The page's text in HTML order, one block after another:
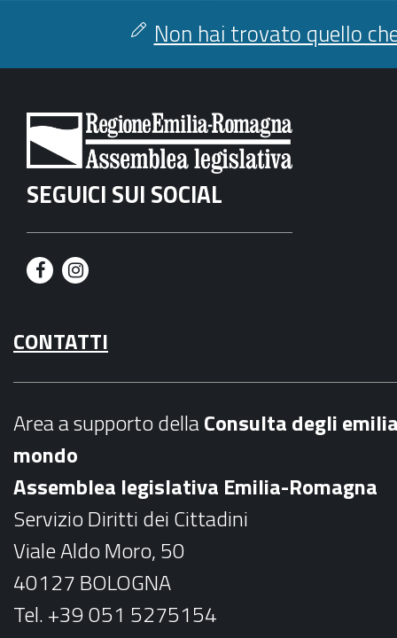
Non hai trovato quello
SEGUICI SUI SOCIAL
F
c
e
k
I
s
t
a
m
CONTATTI
Area a supporto dellaConsulta degli
mondo
Assemblea legislativa Emilia-Romagna
Servizio Diritti dei Cittadini
Viale Aldo Moro, 50
40127 BOLOGNA
Tel. +39 051 5275154